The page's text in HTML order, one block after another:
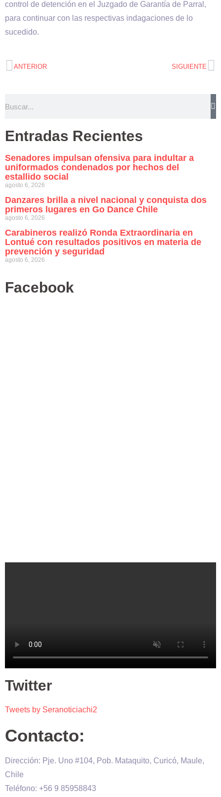
control de detención en el Juzgado de Garantía de Parral,
para continuar con las respectivas indagaciones de lo
sucedido.
ANTERIOR SIGUIENTE
Entradas Recientes
Senadores impulsan ofensiva para indultar a
uniformados condenados por hechos del
estallido social
agosto 6, 2026
Danzares brilla a nivel nacional y conquista dos
primeros lugares en Go Dance Chile
agosto 6, 2026
Carabineros realizó Ronda Extraordinaria en
Lontué con resultados positivos en materia de
prevención y seguridad
agosto 6, 2026
Facebook
Twitter
Tweets by Seranoticiachi2
Contacto:
Dirección: Pje. Uno #104, Pob. Mataquito, Curicó, Maule,
Chile
Teléfono: +56 9 85958843